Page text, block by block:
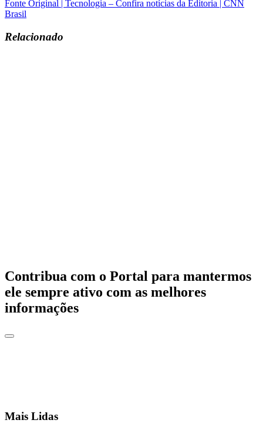
Fonte Original | Tecnologia – Confira notícias da Editoria | CNN
Brasil
Relacionado
Contribua com o Portal para mantermos
ele sempre ativo com as melhores
informações
Mais Lidas